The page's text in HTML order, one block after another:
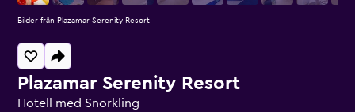
Plazamar Serenity Resort
Hotell med Snorkling
Bilder från Plazamar Serenity Resort